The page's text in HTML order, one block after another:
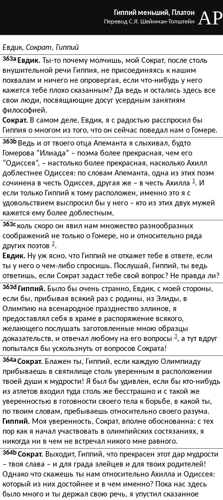
Гиппий меньший, Платон
Перевод С.Я. Шейнман-Топштейн AP
Евдик, Сократ, Гиппий
363a Евдик. Ты-то почему молчишь, мой Сократ, после столь
внушительной речи Гиппия, не присоединяясь к нашим
похвалам и ничего не опровергая, если что-нибудь у него
кажется тебе плохо сказанным? Да ведь и остались здесь все
свои люди, посвящающие досуг усердным занятиям
философией.
Сократ. В самом деле, Евдик, я с радостью расспросил бы
Гиппия о многом из того, что он сейчас поведал нам о Гомере.
363b Ведь и от твоего отца Апеманта я слыхивал, будто
Гомерова “Илиада” – поэма более прекрасная, чем его
“Одиссея”, – настолько более прекрасная, насколько Ахилл
доблестнее Одиссея: по словам Апеманта, одна из этих поэм
сочинена в честь Одиссея, другая же – в честь Ахилла 1. И
если только Гиппий к тому расположен, именно это я с
удовольствием выспросил бы у него – кто из этих двух мужей
кажется ему более доблестным,
363c коль скоро он явил нам множество разнообразных
соображений не только о Гомере, но и относительно ряда
других поэтов 2.
Евдик. Ну уж ясно, что Гиппий не откажет тебе в ответе, если
ты у него о чем-либо спросишь. Послушай, Гиппий, ты ведь
ответишь, если Сократ задаст тебе свой вопрос? Не правда ли?
363d Гиппий. Было бы очень странно, Евдик, с моей стороны,
если бы, прибывая всякий раз с родины, из Элиды, в
Олимпию на всенародное празднество эллинов, я
предоставлял себя в храме в распоряжение всякого,
желающего послушать заготовленные мною образцы
доказательств, и отвечал любому на его вопросы 3, а тут вдруг
попытался бы ускользнуть от вопросов Сократа!
364aСократ. Блажен ты, Гиппий, если каждую Олимпиаду
прибываешь в святилище столь уверенным в расположении
твоей души к мудрости! Я был бы удивлен, если бы кто-нибудь
из атлетов входил туда столь же бесстрашно и с такой же
уверенностью в готовности своего тела к борьбе, в какой ты,
по твоим словам, пребываешь относительно своего разума.
Гиппий. Моя уверенность, Сократ, вполне обоснованна: с тех
пор как я начал участвовать в олимпийских состязаниях, я
никогда ни в чем не встречал никого мне равного.
364b Сократ. Выходит, Гиппий, что прекрасен этот дар мудрости
– твоя слава – и для града элейцев и для твоих родителей!
Однако что скажешь ты нам относительно Ахилла и Одиссея:
который из них достойнее и в чем именно? Пока нас здесь
было много и ты держал свою речь, я упустил сказанное